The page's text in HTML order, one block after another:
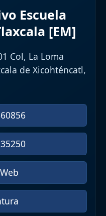
Escuela
[EM]
Col, La Loma
de Xicohténcatl,